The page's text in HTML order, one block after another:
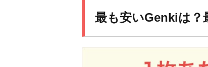
最も安いGenkiは？